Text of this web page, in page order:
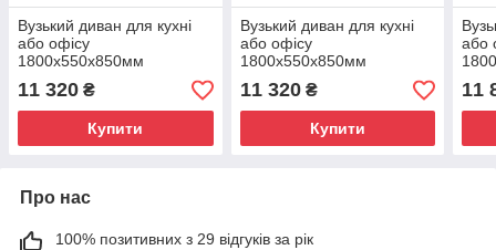
Вузький диван для кухні
або офісу
1800х550х850мм
11 320 ₴
Купити
Вузький диван для кухні
або офісу
1800х550х850мм
11 320₴
Купити
або
11
Про нас
100% позитивних з 29 відгуків за рік